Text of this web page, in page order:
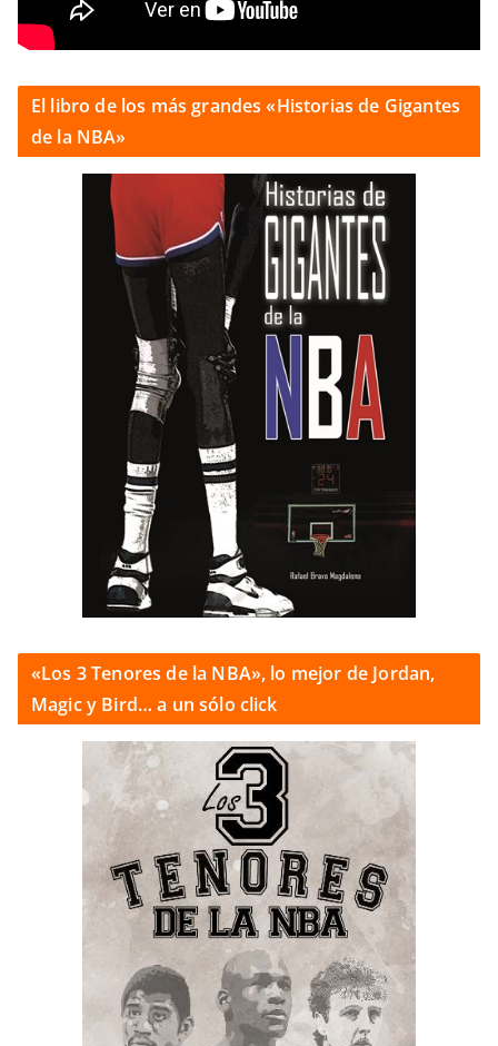
El libro de los más grandes «Historias de Gigantes
de la NBA»
«Los 3 Tenores de la NBA», lo mejor de Jordan,
Magic y Bird… a un sólo click